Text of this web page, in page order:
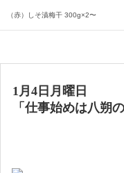
（赤）しそ漬梅干 300g×2〜
1月4日月曜日
「仕事始めは八朔